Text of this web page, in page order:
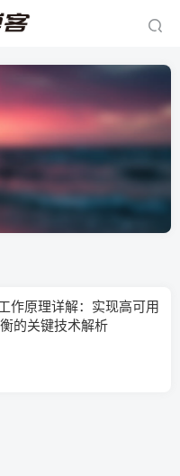
作原理详解：实现高可用
的关键技术解析